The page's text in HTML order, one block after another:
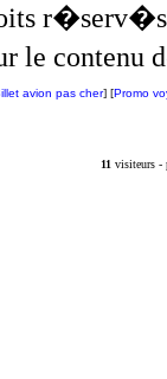
le contenu
avion pas cher] [Promo
11 visiteurs -